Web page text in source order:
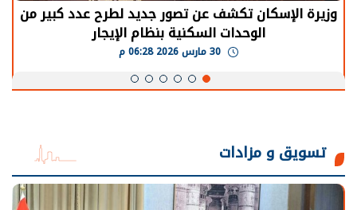
وزيرة الإسكان تكشف عن تصور جديد لطرح عدد كبير من
الوحدات السكنية بنظام الإيجار
تسويق و مزادات